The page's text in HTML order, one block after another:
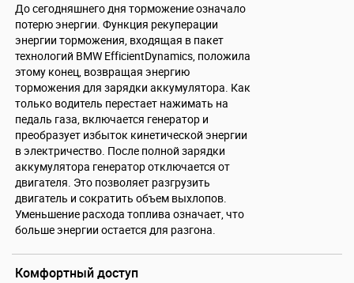
До сегодняшнего дня торможение означало
потерю энергии. Функция рекуперации
энергии торможения, входящая в пакет
технологий BMW EfficientDynamics, положила
этому конец, возвращая энергию
торможения для зарядки аккумулятора. Как
только водитель перестает нажимать на
педаль газа, включается генератор и
преобразует избыток кинетической энергии
в электричество. После полной зарядки
аккумулятора генератор отключается от
двигателя. Это позволяет разгрузить
двигатель и сократить объем выхлопов.
Уменьшение расхода топлива означает, что
больше энергии остается для разгона.
Комфортный доступ